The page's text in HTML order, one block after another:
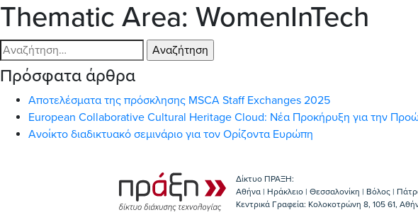
Thematic Area: WomenInTech
Αναζήτηση
για:
Πρόσφατα άρθρα
Αποτελέσματα της πρόσκλησης MSCA Staff Exchanges 2025
European Collaborative Cultural Heritage Cloud: Νέα Προκήρυξη για την
Ανοίκτο διαδικτυακό σεμινάριο για τον Ορίζοντα Ευρώπη
Δίκτυο ΠΡΑΞΗ:
Αθήνα | Ηράκλειο | Θεσσαλονίκη | Βόλος |
Κεντρικά Γραφεία: Kολοκοτρώνη 8, 105 61,